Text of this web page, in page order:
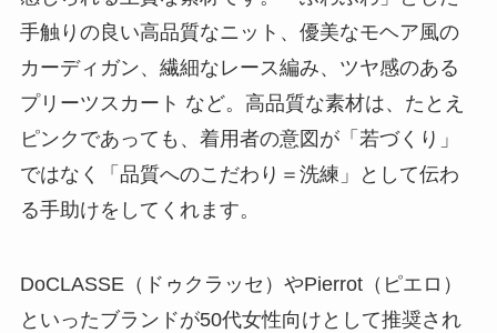
手触りの良い高品質なニット、優美なモヘア風の
カーディガン、繊細なレース編み、ツヤ感のある
プリーツスカート など。高品質な素材は、たとえ
ピンクであっても、着用者の意図が「若づくり」
ではなく「品質へのこだわり＝洗練」として伝わ
る手助けをしてくれます。
DoCLASSE（ドゥクラッセ）やPierrot（ピエロ）
といったブランドが50代女性向けとして推奨され